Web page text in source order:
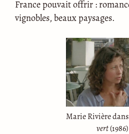
France pouvait offrir :
vignobles, beaux paysages.
Marie Rivière dans
vert(1986)